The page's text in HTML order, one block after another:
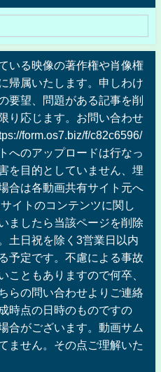
いる映像の著作権や肖像権
帰属いたします。申しわけ
要望、問題がある記事を削
り応じます。お問い合わせ
form.os7.biz/f/c82c6596/
へのアップロードは行なっ
を目的としていません、埋
合は各動画共有サイト元へ
イトのコンテンツに関し
ましたら当該ページを削除
土日祝を除く3営業日以内
予定です。不慮による事故
こともありますので何卒、
らの問い合わせよりご連絡
時点の日時のものですの
合がございます。動画サム
ません。その点ご理解いた